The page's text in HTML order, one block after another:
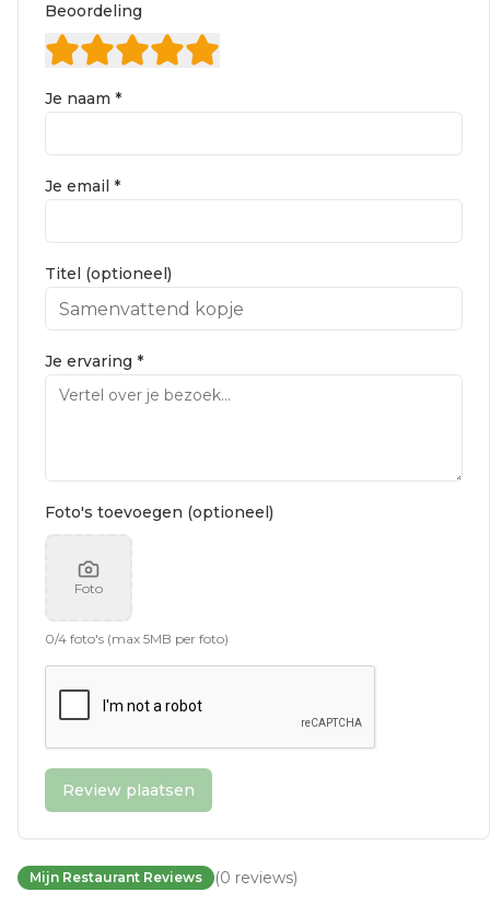
Beoordeling
Je naam *
Je email *
Titel (optioneel)
Je ervaring *
Foto's toevoegen (optioneel)
Foto
0/4 foto's (max 5MB per foto)
Review plaatsen
Mijn Restaurant Reviews (0 reviews)